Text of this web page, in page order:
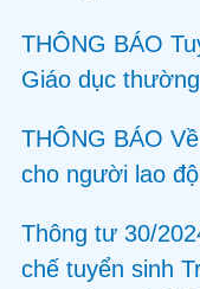
THÔNG BÁO
Giáo dục
THÔNG BÁO
cho người lao
Thông tư 30/
chế tuyển sinh